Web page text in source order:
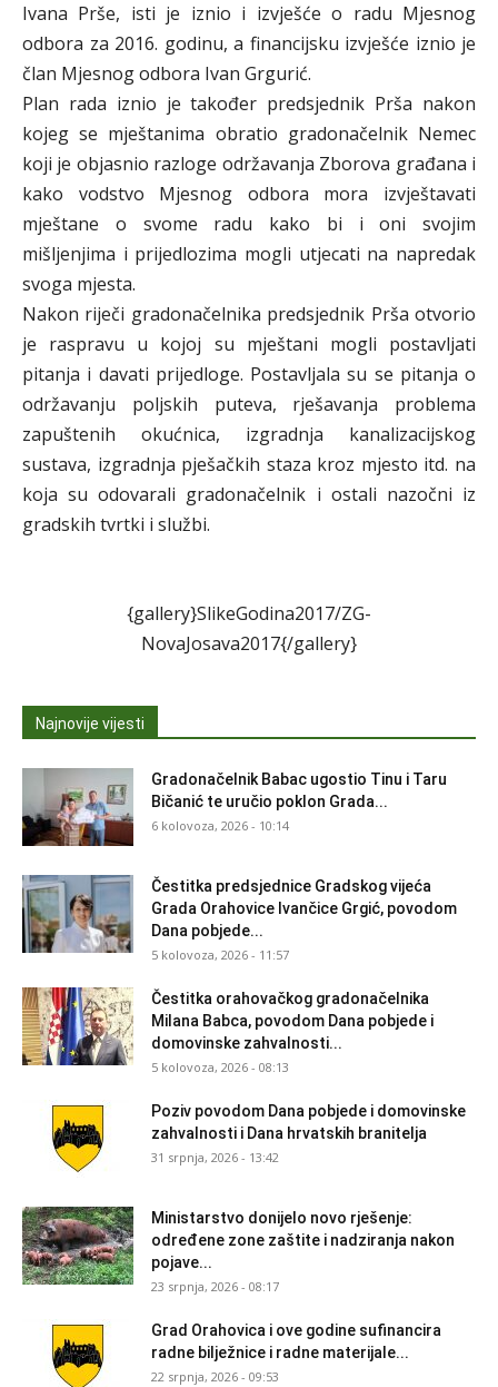
Ivana Prše, isti je iznio i izvješće o radu Mjesnog
odbora za 2016. godinu, a financijsku izvješće iznio je
član Mjesnog odbora Ivan Grgurić.
Plan rada iznio je također predsjednik Prša nakon
kojeg se mještanima obratio gradonačelnik Nemec
koji je objasnio razloge održavanja Zborova građana i
kako vodstvo Mjesnog odbora mora izvještavati
mještane o svome radu kako bi i oni svojim
mišljenjima i prijedlozima mogli utjecati na napredak
svoga mjesta.
Nakon riječi gradonačelnika predsjednik Prša otvorio
je raspravu u kojoj su mještani mogli postavljati
pitanja i davati prijedloge. Postavljala su se pitanja o
održavanju poljskih puteva, rješavanja problema
zapuštenih okućnica, izgradnja kanalizacijskog
sustava, izgradnja pješačkih staza kroz mjesto itd. na
koja su odovarali gradonačelnik i ostali nazočni iz
gradskih tvrtki i službi.
{gallery}SlikeGodina2017/ZG-
NovaJosava2017{/gallery}
Najnovije vijesti
Gradonačelnik Babac ugostio Tinu i Taru
Bičanić te uručio poklon Grada...
6 kolovoza, 2026 - 10:14
Čestitka predsjednice Gradskog vijeća
Grada Orahovice Ivančice Grgić, povodom
Dana pobjede...
5 kolovoza, 2026 - 11:57
Čestitka orahovačkog gradonačelnika
Milana Babca, povodom Dana pobjede i
domovinske zahvalnosti...
5 kolovoza, 2026 - 08:13
Poziv povodom Dana pobjede i domovinske
zahvalnosti i Dana hrvatskih branitelja
31 srpnja, 2026 - 13:42
Ministarstvo donijelo novo rješenje:
određene zone zaštite i nadziranja nakon
pojave...
23 srpnja, 2026 - 08:17
Grad Orahovica i ove godine sufinancira
radne bilježnice i radne materijale...
22 srpnja, 2026 - 09:53